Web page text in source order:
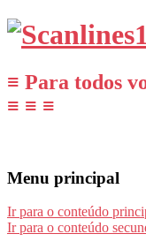
≡ Para todos
≡ ≡ ≡
Menu principal
Ir para o conteúdo
Ir para o conteúdo